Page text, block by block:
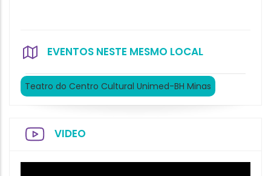
EVENTOS NESTE MESMO LOCAL
Teatro do Centro Cultural Unimed-BH Minas
VIDEO